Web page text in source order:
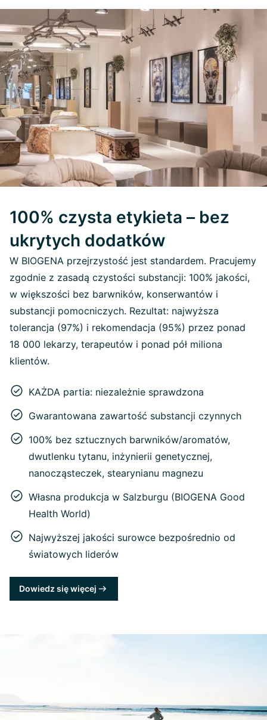
100% czysta etykieta – bez
ukrytych dodatków
W BIOGENA przejrzystość jest standardem. Pracujemy
zgodnie z zasadą czystości substancji: 100% jakości,
w większości bez barwników, konserwantów i
substancji pomocniczych. Rezultat: najwyższa
tolerancja (97%) i rekomendacja (95%) przez ponad
18 000 lekarzy, terapeutów i ponad pół miliona
klientów.
KAŻDA partia: niezależnie sprawdzona
Gwarantowana zawartość substancji czynnych
100% bez sztucznych barwników/aromatów,
dwutlenku tytanu, inżynierii genetycznej,
nanocząsteczek, stearynianu magnezu
Własna produkcja w Salzburgu (BIOGENA Good
Health World)
Najwyższej jakości surowce bezpośrednio od
światowych liderów
Dowiedz się więcej